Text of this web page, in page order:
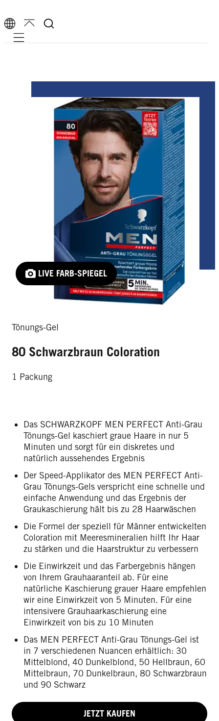
Mobile navigation
LIVE FARB-SPIEGEL
Tönungs-Gel
80 Schwarzbraun Coloration
1 Packung
Das SCHWARZKOPF MEN PERFECT Anti-Grau
Tönungs-Gel kaschiert graue Haare in nur 5
Minuten und sorgt für ein diskretes und
natürlich aussehendes Ergebnis
Der Speed-Applikator des MEN PERFECT Anti-
Grau Tönungs-Gels verspricht eine schnelle und
einfache Anwendung und das Ergebnis der
Graukaschierung hält bis zu 28 Haarwäschen
Die Formel der speziell für Männer entwickelten
Coloration mit Meeresmineralien hilft Ihr Haar
zu stärken und die Haarstruktur zu verbessern
Die Einwirkzeit und das Farbergebnis hängen
von Ihrem Grauhaaranteil ab. Für eine
natürliche Kaschierung grauer Haare empfehlen
wir eine Einwirkzeit von 5 Minuten. Für eine
intensivere Grauhaarkaschierung eine
Einwirkzeit von bis zu 10 Minuten
Das MEN PERFECT Anti-Grau Tönungs-Gel ist
in 7 verschiedenen Nuancen erhältlich: 30
Mittelblond, 40 Dunkelblond, 50 Hellbraun, 60
Mittelbraun, 70 Dunkelbraun, 80 Schwarzbraun
und 90 Schwarz
JETZT KAUFEN